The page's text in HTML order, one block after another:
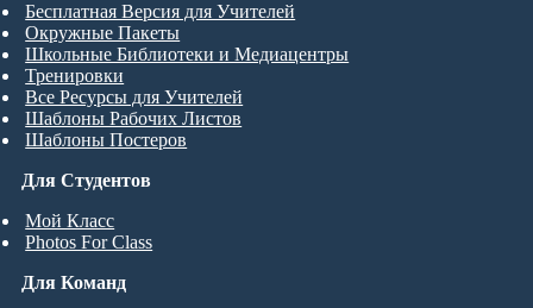
Для Студентов
Мой Класс
Photos For Class
Бесплатная Версия для Учителей
Окружные Пакеты
Школьные Библиотеки и Медиацентры
Тренировки
Все Ресурсы для Учителей
Шаблоны Рабочих Листов
Шаблоны Постеров
Для Команд